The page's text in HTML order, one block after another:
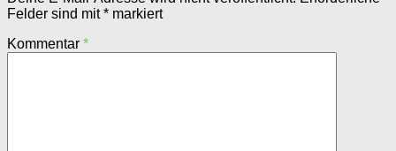
Felder sind mit* markiert
Kommentar *